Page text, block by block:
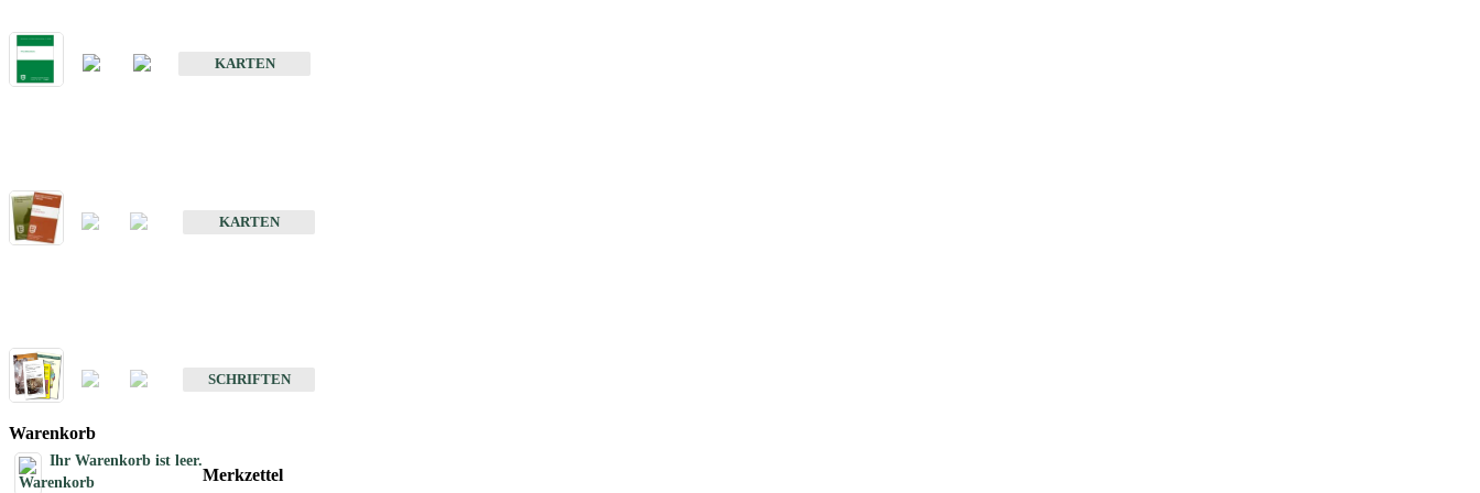
KARTEN
KARTEN
SCHRIFTEN
Warenkorb
Ihr Warenkorb ist leer.
Merkzettel